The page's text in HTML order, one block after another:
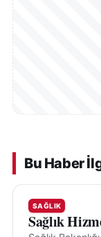
Bu Haber
SAĞLIK
Sağlık